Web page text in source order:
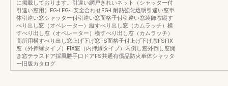
に掲載しております。引違い網戸きれいネット（シャッター付
引違い窓用）FG-LFG-L安全合わせFG-L耐熱強化透明引違い窓単
体引違い窓シャッター付引違い窓面格子付引違い窓装飾窓縦す
べり出し窓（オペレーター）縦すべり出し窓（カムラッチ）横
すべり出し窓（オペレーター）横すべり出し窓（カムラッチ）
高所用横すべり出し窓上げ下げ窓FS面格子付上げ下げ窓FSFIX
窓（外押縁タイプ）FIX窓（内押縁タイプ）内倒し窓外倒し窓開
き窓テラスドア採風勝手口ドアFS共通有償品防火単体シャッタ
ー旧版カタログ